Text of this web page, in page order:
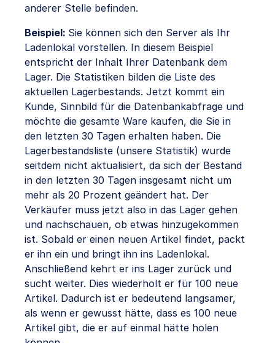
anderer Stelle befinden.
Beispiel: Sie können sich den Server als Ihr
Ladenlokal vorstellen. In diesem Beispiel
entspricht der Inhalt Ihrer Datenbank dem
Lager. Die Statistiken bilden die Liste des
aktuellen Lagerbestands. Jetzt kommt ein
Kunde, Sinnbild für die Datenbankabfrage und
möchte die gesamte Ware kaufen, die Sie in
den letzten 30 Tagen erhalten haben. Die
Lagerbestandsliste (unsere Statistik) wurde
seitdem nicht aktualisiert, da sich der Bestand
in den letzten 30 Tagen insgesamt nicht um
mehr als 20 Prozent geändert hat. Der
Verkäufer muss jetzt also in das Lager gehen
und nachschauen, ob etwas hinzugekommen
ist. Sobald er einen neuen Artikel findet, packt
er ihn ein und bringt ihn ins Ladenlokal.
Anschließend kehrt er ins Lager zurück und
sucht weiter. Dies wiederholt er für 100 neue
Artikel. Dadurch ist er bedeutend langsamer,
als wenn er gewusst hätte, dass es 100 neue
Artikel gibt, die er auf einmal hätte holen